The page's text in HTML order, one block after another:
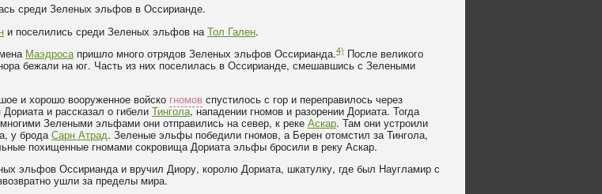
среди Зеленых эльфов в Оссирианде.
и поселились среди Зеленых эльфов на Тол Гален.
Маэдросапришло много отрядов Зеленых эльфов Оссирианда.4) После великого
бежали на юг. Часть из них поселилась в Оссирианде, смешавшись с Зелеными
и хорошо вооруженное войско гномов спустилось с гор и переправилось через
и рассказал о гибели Тингола, нападении гномов и разорении Дориата. Тогда
Зелеными эльфами они отправились на север, к реке Аскар. Там они устроили
у бродаСарн Атрад. Зеленые эльфы победили гномов, а Берен отомстил за Тингола,
похищенные гномами сокровища Дориата эльфы бросили в реку Аскар.
эльфов Оссирианда и вручил Диору, королю Дориата, шкатулку, где был Наугламир с
ушли за пределы мира.